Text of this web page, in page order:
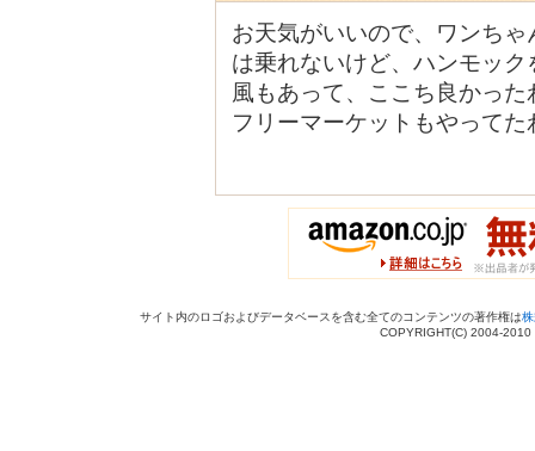
お天気がいいので、ワンち
は乗れないけど、ハンモック
風もあって、ここち良かった
フリーマーケットもやってた
サイト内のロゴおよびデータベースを含む全てのコンテンツの著作権は
COPYRIGHT(C) 2004-